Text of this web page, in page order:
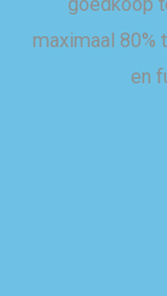
maximaal 80%
en